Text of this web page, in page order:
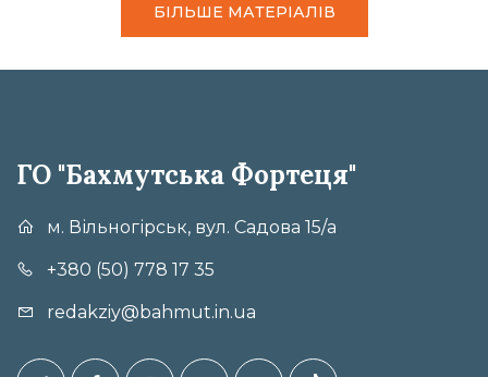
БІЛЬШЕ МАТЕРІАЛІВ
ГО "Бахмутська Фортеця"
м. Вільногірськ, вул. Садова 15/а
+380 (50) 778 17 35
redakziy@bahmut.in.ua